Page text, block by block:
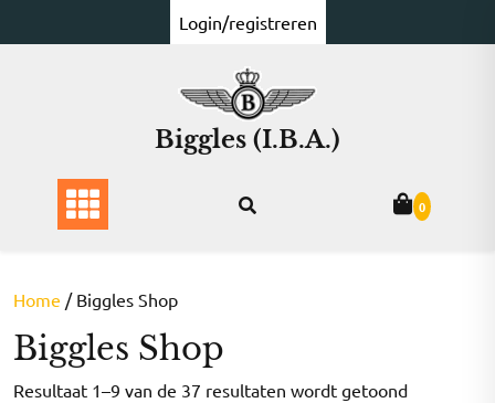
naar
Login/registreren
Biggles (I.B.A.)
0
Home / Biggles Shop
Biggles Shop
Resultaat 1–9 van de 37 resultaten wordt getoondGesorteerd